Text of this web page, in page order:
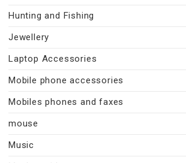
Hunting and Fishing
Jewellery
Laptop Accessories
Mobile phone accessories
Mobiles phones and faxes
mouse
Music